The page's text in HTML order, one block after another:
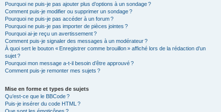
Pourquoi ne puis-je pas ajouter plus d’options à un sondage ?
Comment puis-je modifier ou supprimer un sondage ?
Pourquoi ne puis-je pas accéder à un forum ?
Pourquoi ne puis-je pas importer de pièces jointes ?
Pourquoi ai-je reçu un avertissement ?
Comment puis-je signaler des messages à un modérateur ?
À quoi sert le bouton « Enregistrer comme brouillon » affiché lors de la rédaction d’un
sujet ?
Pourquoi mon message a-t-il besoin d’être approuvé ?
Comment puis-je remonter mes sujets ?
Mise en forme et types de sujets
Qu’est-ce que le BBCode ?
Puis-je insérer du code HTML ?